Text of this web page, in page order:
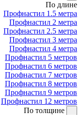
По длине
Профнастил 1.5 метра
Профнастил 2 метра
Профнастил 2.5 метра
Профнастил 3 метра
Профнастил 4 метра
Профнастил 5 метров
Профнастил 6 метров
Профнастил 7 метров
Профнастил 8 метров
Профнастил 9 метров
Профнастил 12 метров
По толщине